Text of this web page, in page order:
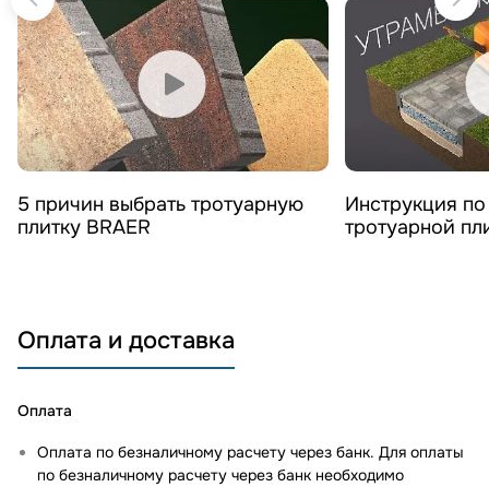
Смотреть видео
5 причин выбрать тротуарную
плитку BRAER
Смотреть
Инструкция
тротуарной
Оплата и доставка
Оплата
Оплата по безналичному расчету через банк. Для оплаты
по безналичному расчету через банк необходимо